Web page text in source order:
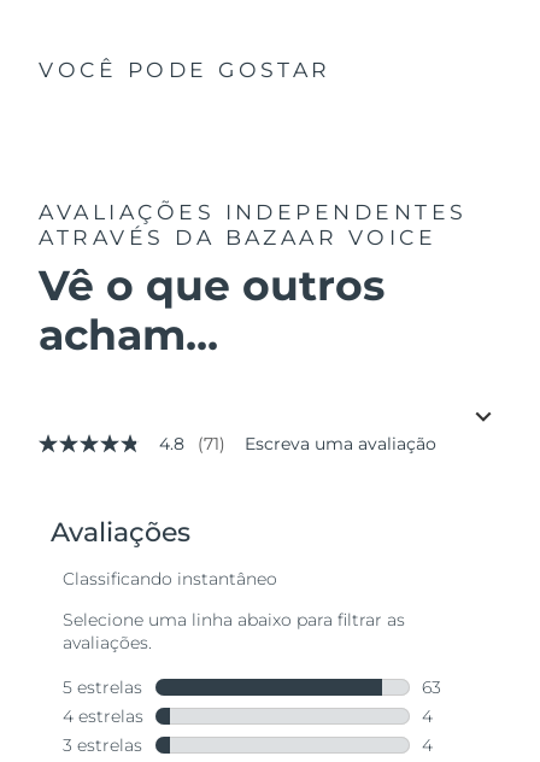
VOCÊ PODE GOSTAR
AVALIAÇÕES INDEPENDENTES
ATRAVÉS DA BAZAAR VOICE
Vê o que outros
acham...
4.8
valor
médio
avaliação.
Reviews.
abre
mesma
página.
4.8 (71) Escreva uma avaliação